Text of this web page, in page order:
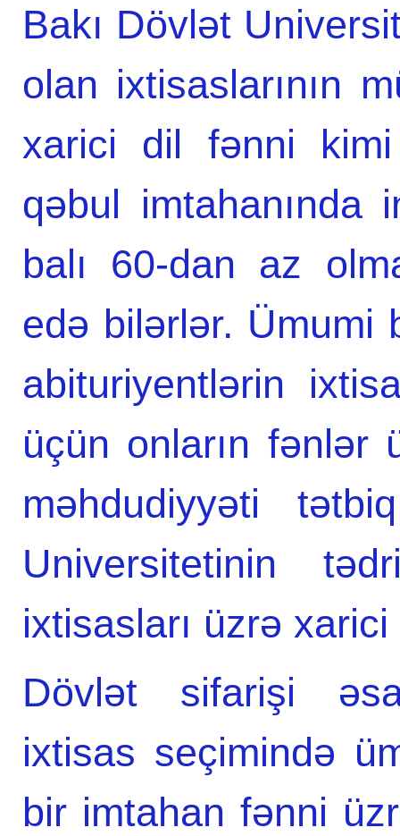
Bakı Dövlət
olan ixtisaslarının
xarici dil fənni
qəbul
balı 60-dan az
edə bilərlər. Ümumi
abituriyentlərin
üçün onların fənlər
məhdudiyyəti
Universitetinin
ixtisasları üzrə
Dövlət sifarişi
ixtisas seçimində
bir imtahan fənni